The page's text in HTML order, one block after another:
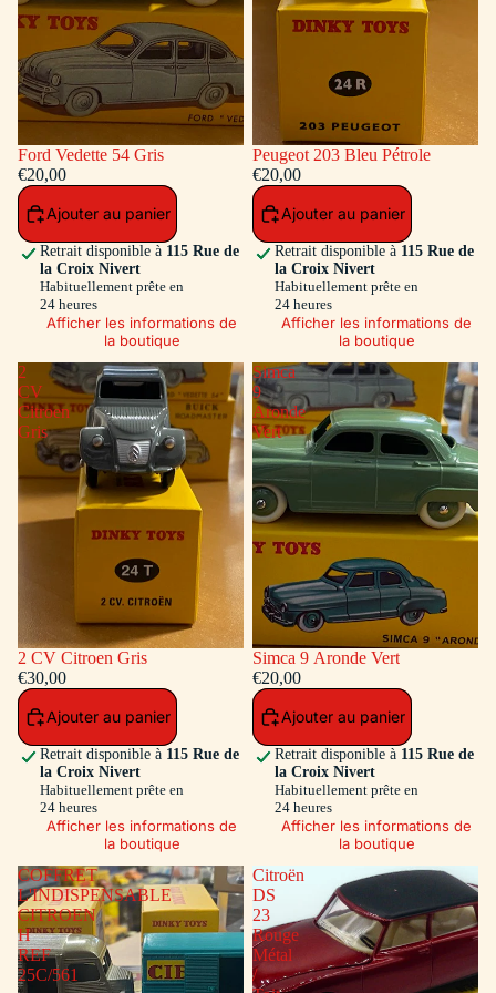
Ford Vedette 54 Gris
€20,00
Ajouter au panier
Retrait disponible à 115 Rue de
la Croix Nivert
Habituellement prête en
24 heures
Afficher les informations de
la boutique
Peugeot 203 Bleu Pétrole
€20,00
Ajouter au panier
Retrait disponible à 115 Rue de
la Croix Nivert
Habituellement prête en
24 heures
Afficher les informations de
la boutique
2
CV
Citroen
Gris
2 CV Citroen Gris
€30,00
Ajouter au panier
Retrait disponible à 115 Rue de
la Croix Nivert
Habituellement prête en
24 heures
Afficher les informations de
la boutique
Simca
9
Aronde
Vert
Simca 9 Aronde Vert
€20,00
Ajouter au panier
Retrait disponible à 115 Rue de
la Croix Nivert
Habituellement prête en
24 heures
Afficher les informations de
la boutique
COFFRET
L'INDISPENSABLE
CITROEN
H
REF
25C/561
Citroën
DS
23
Rouge
Métal
/